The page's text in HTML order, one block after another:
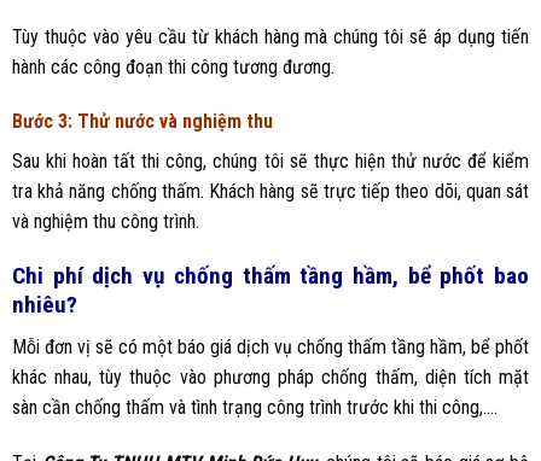
Tùy thuộc vào yêu cầu từ khách hàng mà chúng tôi sẽ áp dụng tiến
hành các công đoạn thi công tương đương.
Bước 3: Thử nước và nghiệm thu
Sau khi hoàn tất thi công, chúng tôi sẽ thực hiện thử nước để kiểm
tra khả năng chống thấm. Khách hàng sẽ trực tiếp theo dõi, quan sát
và nghiệm thu công trình.
Chi phí dịch vụ chống thấm tầng hầm, bể phốt bao
nhiêu?
Mỗi đơn vị sẽ có một báo giá dịch vụ chống thấm tầng hầm, bể phốt
khác nhau, tùy thuộc vào phương pháp chống thấm, diện tích mặt
sàn cần chống thấm và tình trạng công trình trước khi thi công,….